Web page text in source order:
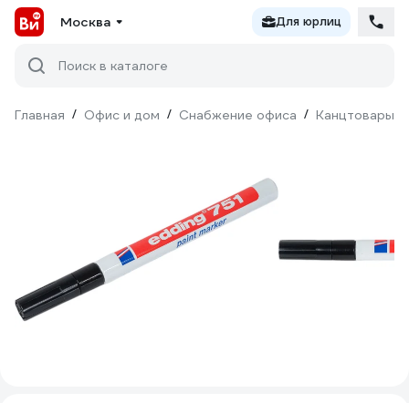
Москва Для юрлиц
Поиск в каталоге
Главная / Офис и дом / Снабжение офиса / Канцтовары